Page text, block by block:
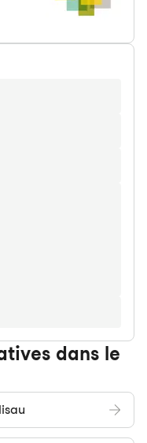
dans le